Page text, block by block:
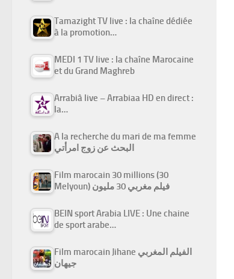
Tamazight TV live : la chaîne dédiée
à la promotion…
MEDI 1 TV live : la chaîne Marocaine
et du Grand Maghreb
Arrabiâ live – Arrabiaa HD en direct :
la…
A la recherche du mari de ma femme
البحث عن زوج امرأتي
Film marocain 30 millions (30
Melyoun) فيلم مغربي 30 مليون
BEIN sport Arabia LIVE : Une chaine
de sport arabe…
Film marocain Jihane الفيلم المغربي
جيهان